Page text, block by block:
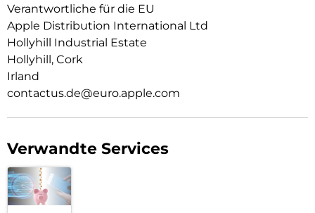
Wie jedes von Apple entwickelte Case durchläuft es im Laufe
des Design‑ und Fertigungs­prozesses Tausende von
Teststunden. Deshalb sieht es nicht nur großartig aus,
sondern ist auch dafür gemacht, dein iPhone vor Kratzern
und bei Stürzen zu schützen.
Verantwortliche für die EU
Apple Distribution International Ltd
Hollyhill Industrial Estate
Hollyhill, Cork
Irland
contactus.de@euro.apple.com
Verwandte Services